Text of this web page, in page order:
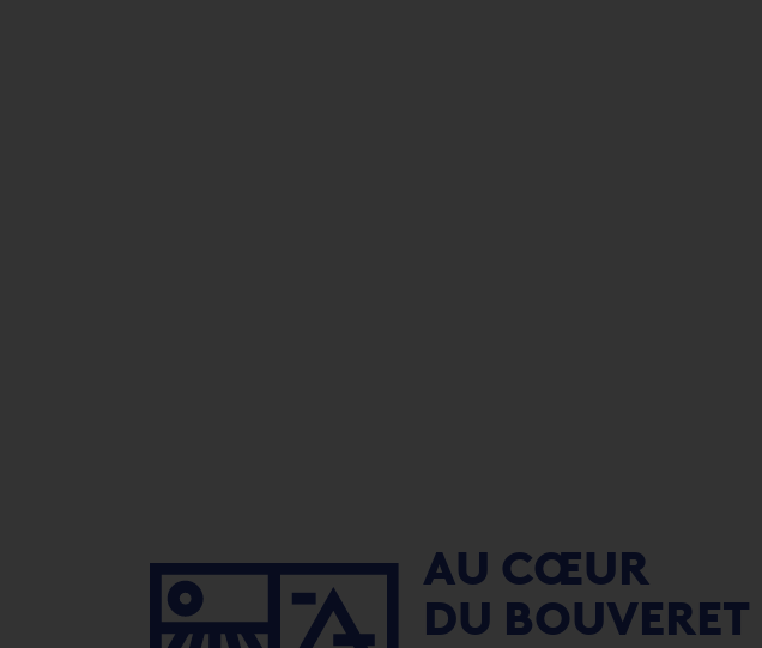
AU CŒUR
DU BOUVERET